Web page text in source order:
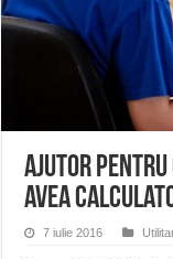
ANUNŢ OPRIRE APĂ în
ANUNȚ OPRIRE APĂ în
Ajutor
avea
7 iulie 2016